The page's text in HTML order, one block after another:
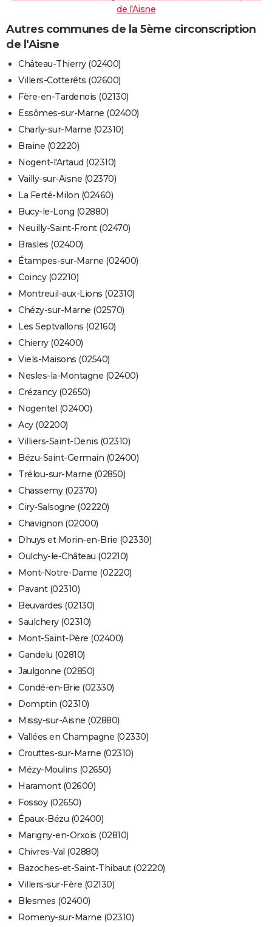
de l'Aisne
Autres communes de la 5ème circonscription
de l'Aisne
Château-Thierry (02400)
Villers-Cotterêts (02600)
Fère-en-Tardenois (02130)
Essômes-sur-Marne (02400)
Charly-sur-Marne (02310)
Braine (02220)
Nogent-l'Artaud (02310)
Vailly-sur-Aisne (02370)
La Ferté-Milon (02460)
Bucy-le-Long (02880)
Neuilly-Saint-Front (02470)
Brasles (02400)
Étampes-sur-Marne (02400)
Coincy (02210)
Montreuil-aux-Lions (02310)
Chézy-sur-Marne (02570)
Les Septvallons (02160)
Chierry (02400)
Viels-Maisons (02540)
Nesles-la-Montagne (02400)
Crézancy (02650)
Nogentel (02400)
Acy (02200)
Villiers-Saint-Denis (02310)
Bézu-Saint-Germain (02400)
Trélou-sur-Marne (02850)
Chassemy (02370)
Ciry-Salsogne (02220)
Chavignon (02000)
Dhuys et Morin-en-Brie (02330)
Oulchy-le-Château (02210)
Mont-Notre-Dame (02220)
Pavant (02310)
Beuvardes (02130)
Saulchery (02310)
Mont-Saint-Père (02400)
Gandelu (02810)
Jaulgonne (02850)
Condé-en-Brie (02330)
Domptin (02310)
Missy-sur-Aisne (02880)
Vallées en Champagne (02330)
Crouttes-sur-Marne (02310)
Mézy-Moulins (02650)
Haramont (02600)
Fossoy (02650)
Épaux-Bézu (02400)
Marigny-en-Orxois (02810)
Chivres-Val (02880)
Bazoches-et-Saint-Thibaut (02220)
Villers-sur-Fère (02130)
Blesmes (02400)
Romeny-sur-Marne (02310)